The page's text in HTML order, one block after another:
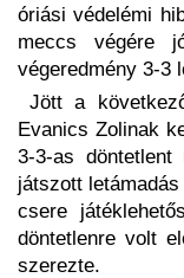
óriási védelémi
meccs végére
végeredmény 3-3
Jött a
Evanics Zolinak
3-3-as
játszott
csere
döntetlenre volt
szerezte.